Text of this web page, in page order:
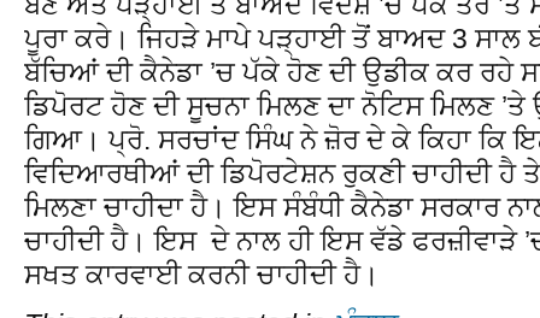
ਪੂਰਾ ਕਰੇ। ਜਿਹੜੇ ਮਾਪੇ ਪੜ੍ਹਾਈ ਤੋਂ ਬਾਅਦ 3
ਬੱਚਿਆਂ ਦੀ ਕੈਨੇਡਾ ’ਚ ਪੱਕੇ ਹੋਣ ਦੀ ਉਡੀਕ ਕਰ ਰਹੇ
ਡਿਪੋਰਟ ਹੋਣ ਦੀ ਸੂਚਨਾ ਮਿਲਣ ਦਾ ਨੋਟਿਸ ਮਿਲਣ
ਗਿਆ। ਪ੍ਰੋ. ਸਰਚਾਂਦ ਸਿੰਘ ਨੇ ਜ਼ੋਰ ਦੇ ਕੇ ਕਿਹਾ ਕਿ
ਵਿਦਿਆਰਥੀਆਂ ਦੀ ਡਿਪੋਰਟੇਸ਼ਨ ਰੁਕਣੀ ਚਾਹੀਦੀ ਹੈ
ਮਿਲਣਾ ਚਾਹੀਦਾ ਹੈ। ਇਸ ਸੰਬੰਧੀ ਕੈਨੇਡਾ ਸਰਕਾਰ
ਚਾਹੀਦੀ ਹੈ। ਇਸ ਦੇ ਨਾਲ ਹੀ ਇਸ ਵੱਡੇ ਫਰਜ਼ੀਵਾੜੇ
ਸਖਤ ਕਾਰਵਾਈ ਕਰਨੀ ਚਾਹੀਦੀ ਹੈ।